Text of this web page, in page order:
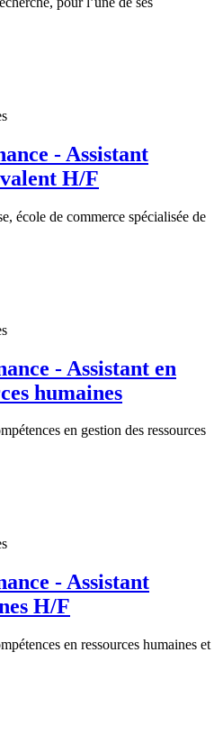
- Assistant
H/F
école de commerce spécialisée de
- Assistant en
humaines
en gestion des ressources
- Assistant
H/F
en ressources humaines et